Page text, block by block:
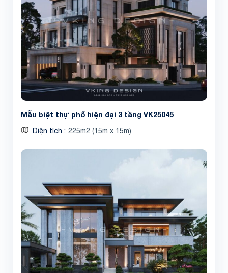
Share
Mẫu biệt thự phố hiện đại 3 tầng VK25045
Diện tích 225m2 (15m x 15m)